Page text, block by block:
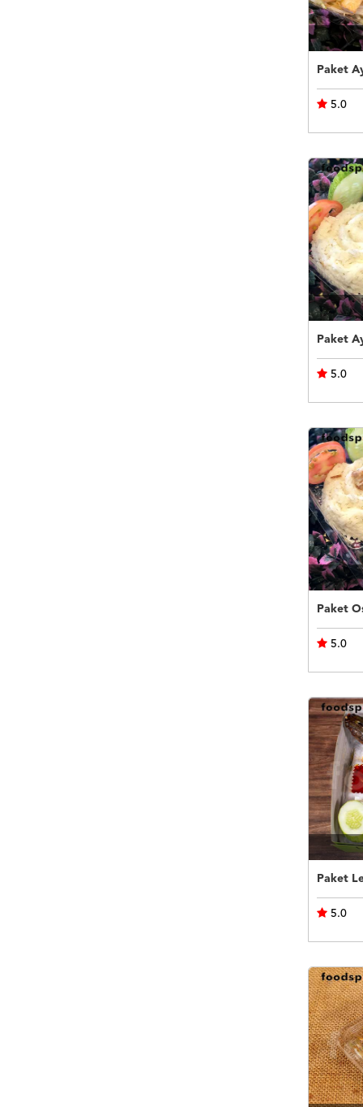
Paket
5.0
5.0
Paket
5.0
Paket
5.0